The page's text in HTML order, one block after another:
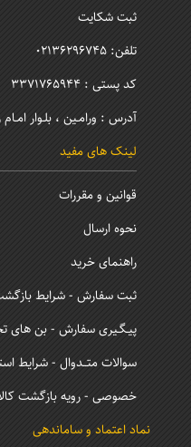
ثبت شکایت
تلفن: 02136296745
کد پستی : 3371765944
آدرس : ورامـین ، بلـوار
لینک های مفید
قوانین و مقررات
نحوه ارسال
راهنمای خرید
ثبت سفارش - شرایط
پیـگـیری سفارش - بن های
سوالات متــدوال - شرایط
خصوصی - رویه بازگشت
نماد اعتماد و ساماندهی